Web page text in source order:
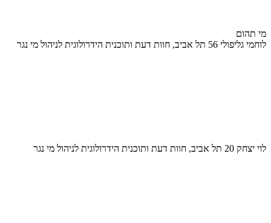
מי תהום
לוחמי גליפולי 56 תל אביב, חוות דעת ותוכנית הידרולוגית לניהול מי נגר
לוי יצחק 20 תל אביב, חוות דעת ותוכנית הידרולוגית לניהול מי נגר